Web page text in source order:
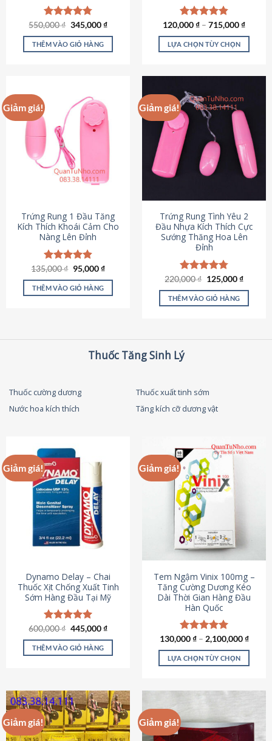
Được xếp
hạng4.81
5 sao
550,000₫ Giá
là:
550,000 ₫.
345,000₫Giá
tại
THÊM VÀO GIỎ HÀNG
Được xếp
hạng4.85
5 sao
120,000₫ – 715,000₫
LỰA CHỌN TÙY CHỌN
có
nhiều
biến
thể.
Các
tùy
chọn
được
chọn
trên
trang
sản
phẩm
Giảm giá!
Trứng Rung 1 Đầu Tăng
Kích Thích Khoái Cảm Cho
Nàng Lên Đỉnh
Được xếp
hạng4.87
5 sao
135,000₫ Giá
gốc
là:
135,000 ₫.
95,000₫Giá
tại
THÊM VÀO GIỎ HÀNG
Giảm giá!
Trứng Rung Tình Yêu 2
Đầu Nhựa Kích Thích Cực
Sướng Thăng Hoa Lên
Đỉnh
Được xếp
hạng4.79
5 sao
220,000₫ Giá
là:
220,000 ₫.
125,000₫Giá
tại
THÊM VÀO GIỎ HÀNG
Thuốc Tăng Sinh Lý
Thuốc cường dương
Thuốc xuất tinh sớm
Nước hoa kích thích
Tăng kích cỡ dương vật
Giảm giá!
Dynamo Delay – Chai
Thuốc Xịt Chống Xuất Tinh
Sớm Hàng Đầu Tại Mỹ
Được xếp
hạng5.00
5 sao
600,000₫ Giá
là:
600,000 ₫.
445,000₫Giá
tại
THÊM VÀO GIỎ HÀNG
Giảm giá!
Tem Ngậm Vinix 100mg –
Tăng Cường Dương Kéo
Dài Thời Gian Hàng Đầu
Hàn Quốc
Được xếp
hạng5.00
5 sao
130,000₫– 2,100,000₫
LỰA CHỌN TÙY CHỌN
nhiều
biến
Giảm giá! Giảm giá!